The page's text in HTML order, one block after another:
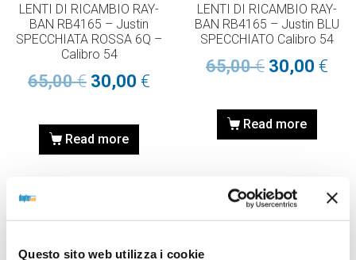
Questo sito web utilizza i cookie
LENTI DI RICAMBIO RAY-
BAN RB4165 – Justin
SPECCHIATA ROSSA 6Q –
Calibro 54
65,00€ 30,00 €
Read more
LENTI DI RICAMBIO RAY-
BAN RB4165 – Justin BLU
SPECCHIATO Calibro 54
65,00€ 30,00 €
Read more